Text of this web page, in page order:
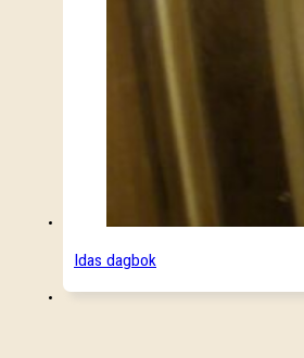
Idas dagbok